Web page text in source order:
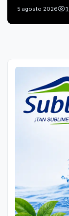
5 agosto 2026